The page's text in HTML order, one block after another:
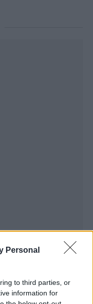
Personal
to third parties, or
information for
στο
Google News
στην ροή